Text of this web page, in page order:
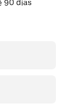
90 dias